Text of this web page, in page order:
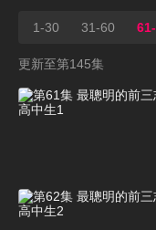
1-30 31-60
更新至第145集